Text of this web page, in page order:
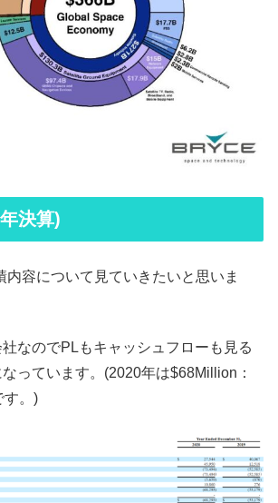
決算)
内容について見ていきたいと思いま
なのでPLもキャッシュフローも見る
っています。(2020年は$68Million：
す。)